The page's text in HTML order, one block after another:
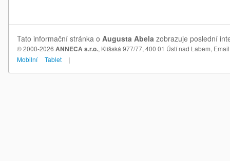
Tato informační stránka o Augusta Abela zobrazuje poslední
© 2000-2026 ANNECA s.r.o., Klíšská 977/77, 400 01 Ústí nad Labem,
Mobilní
Tablet |